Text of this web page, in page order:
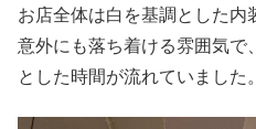
お店全体は白を基調とした内
意外にも落ち着ける雰囲気で
とした時間が流れていました。